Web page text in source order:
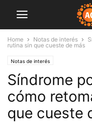
Home Notas de interés
rutina sin que cueste de más
Notas de interés
Síndrome
cómo
que cueste